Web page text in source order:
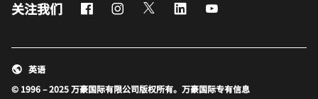
关注我们 FacebookInstagram
Twitter LinkedIn
© 1996 – 2025 万豪国际有限公司版权所有。万豪国际专有信息
英语